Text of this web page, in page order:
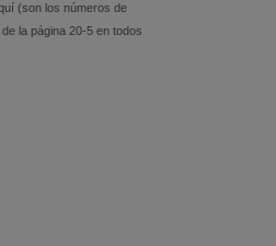
(son los números de
la página 20-5 en todos